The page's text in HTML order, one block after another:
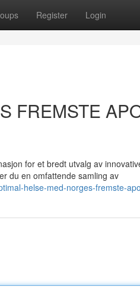
Register Login
FREMSTE
for et bredt utvalg av
du en omfattende samling av
helse-med-norges-fremste-